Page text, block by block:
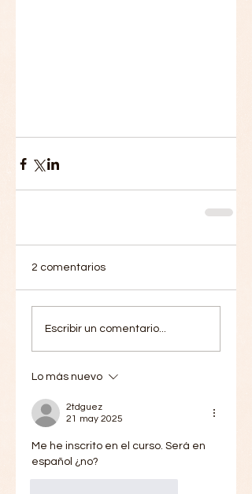
2 comentarios
Escribir un comentario...
Lo más nuevo
2tdguez
21 may 2025
Me he inscrito en el curso. Será en
español ¿no?